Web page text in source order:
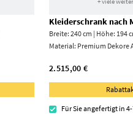
Kleiderschrank nach
Breite: 240 cm | Höhe: 194
Material: Premium Dekore
2.515,00 €
Für Sie angefertigt in